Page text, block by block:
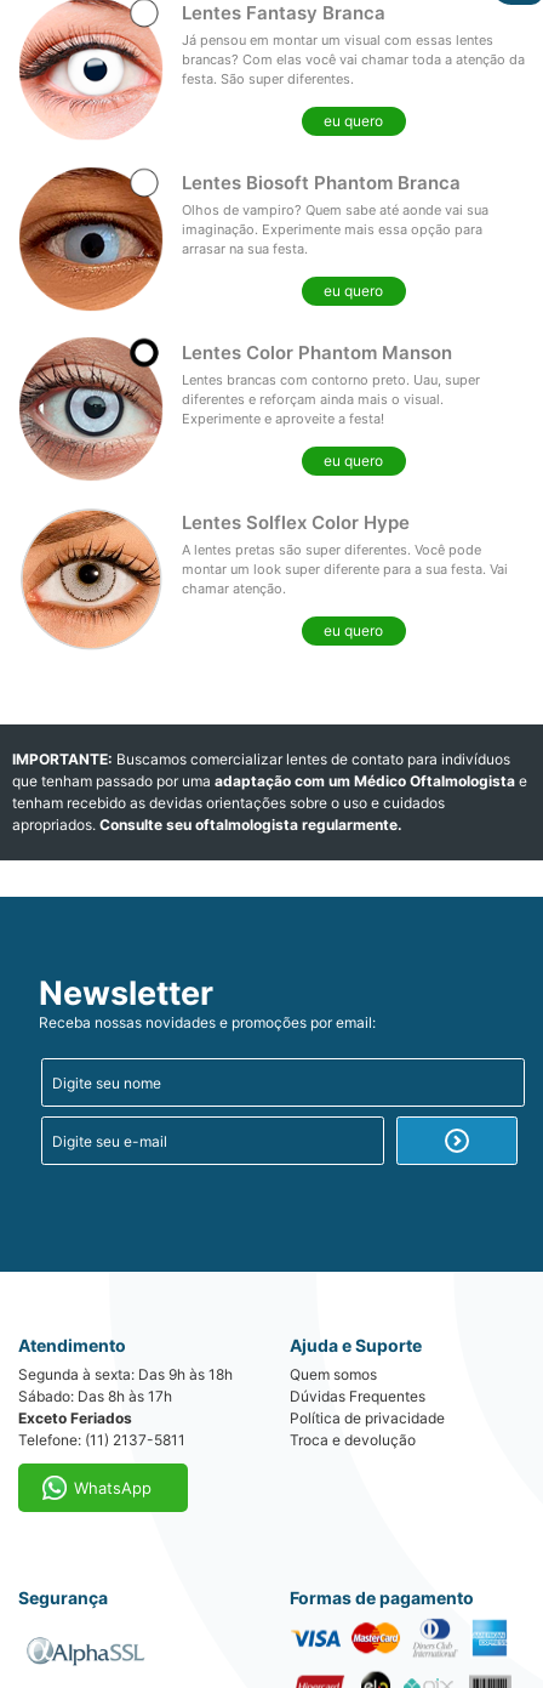
Lentes Fantasy Branca
Já pensou em montar um visual com essas lentes
brancas? Com elas você vai chamar toda a atenção da
festa. São super diferentes.
eu quero
Lentes Biosoft Phantom Branca
Olhos de vampiro? Quem sabe até aonde vai sua
imaginação. Experimente mais essa opção para
arrasar na sua festa.
eu quero
Lentes Color Phantom Manson
Lentes brancas com contorno preto. Uau, super
diferentes e reforçam ainda mais o visual.
Experimente e aproveite a festa!
eu quero
Lentes Solflex Color Hype
A lentes pretas são super diferentes. Você pode
montar um look super diferente para a sua festa. Vai
chamar atenção.
eu quero
IMPORTANTE: Buscamos comercializar lentes de contato para indivíduos
que tenham passado por uma adaptação com um Médico Oftalmologista e
tenham recebido as devidas orientações sobre o uso e cuidados
apropriados. Consulte seu oftalmologista regularmente.
Newsletter
Receba nossas novidades e promoções por email:
Atendimento
Segunda à sexta: Das 9h às 18h
Sábado: Das 8h às 17h
Exceto Feriados
Telefone: (11) 2137-5811
WhatsApp
Ajuda e Suporte
Quem somos
Dúvidas Frequentes
Política de privacidade
Troca e devolução
Segurança Formas de pagamento